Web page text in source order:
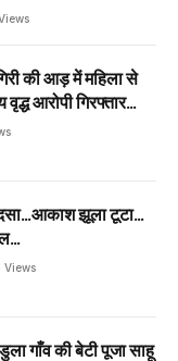
की आड़ में महिला से
आरोपी गिरफ्तार…
झूला टूटा…
Views
गाँव की बेटी पूजा साहू